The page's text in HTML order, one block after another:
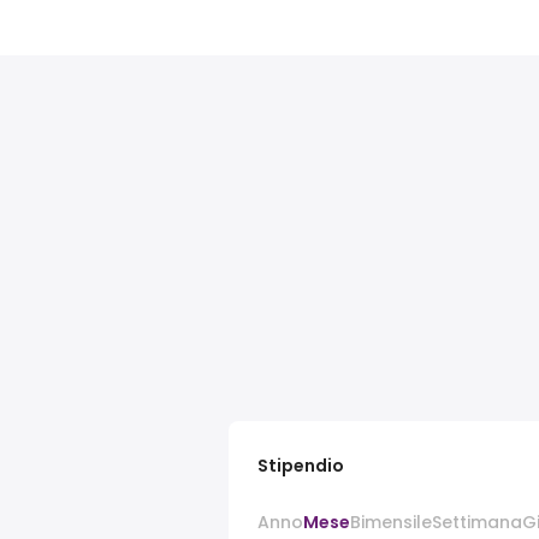
Stipendio
AnnoMeseBimensileSettimana